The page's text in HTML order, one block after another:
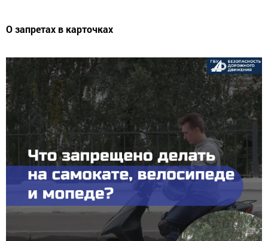
О запретах в карточках